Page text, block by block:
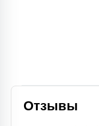
Отзывы